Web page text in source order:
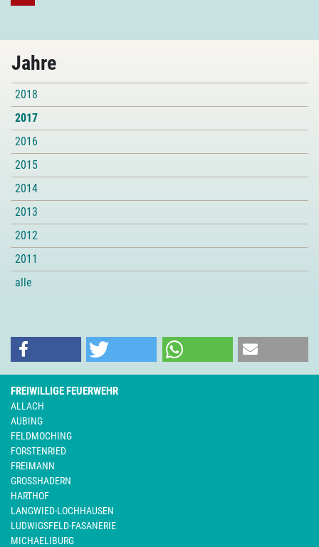
Jahre
2018
2017
2016
2015
2014
2013
2012
2011
alle
FREIWILLIGE FEUERWEHR
ALLACH
AUBING
FELDMOCHING
FORSTENRIED
FREIMANN
GROSSHADERN
HARTHOF
LANGWIED-LOCHHAUSEN
LUDWIGSFELD-FASANERIE
MICHAELIBURG